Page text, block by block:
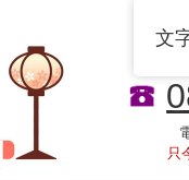
只
文